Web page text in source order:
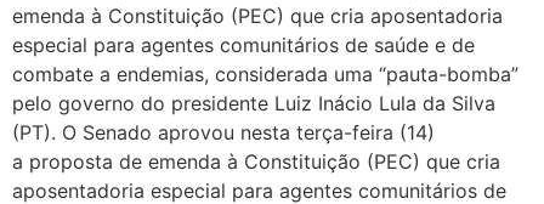
emenda à Constituição (PEC) que cria aposentadoria
especial para agentes comunitários de saúde e de
combate a endemias, considerada uma “pauta-bomba”
pelo governo do presidente Luiz Inácio Lula da Silva
(PT). O Senado aprovou nesta terça-feira (14)
a proposta de emenda à Constituição (PEC) que cria
aposentadoria especial para agentes comunitários de